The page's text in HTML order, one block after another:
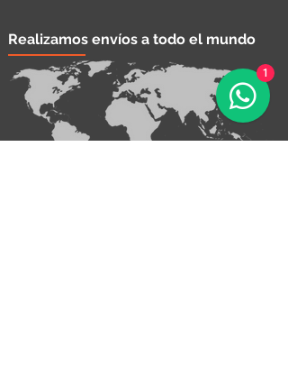
Realizamos envíos a todo el mundo
1